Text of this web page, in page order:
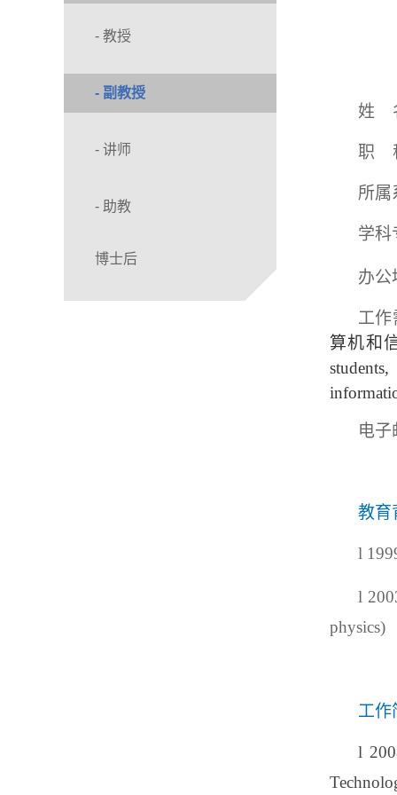
- 教授
- 副教授
- 讲师
- 助教
博士后
姓
职
所属
学科
办公
工作
算机和
电子
教育
l
l
physics)
工作
l